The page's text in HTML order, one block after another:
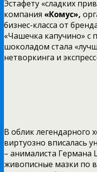
Эстафету «сладких
компания «Комус»,
бизнес-класса от
«Чашечка капучино»
шоколадом стала
нетворкинга и
В облик легендарного
виртуозно вписалась
– анималиста
живописные мазки по